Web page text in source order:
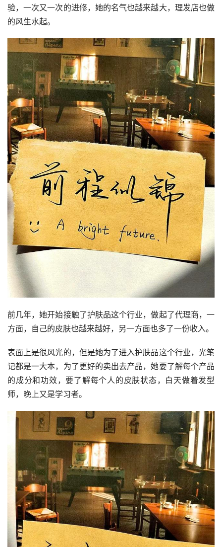
验，一次又一次的进修，她的名气也越来越大，理发店也做
的风生水起。
前几年，她开始接触了护肤品这个行业，做起了代理商，一
方面，自己的皮肤也越来越好，另一方面也多了一份收入。
表面上是很风光的，但是她为了进入护肤品这个行业，光笔
记都是一大本，为了更好的卖出去产品，她要了解每个产品
的成分和功效，要了解每个人的皮肤状态，白天做着发型
师，晚上又是学习者。